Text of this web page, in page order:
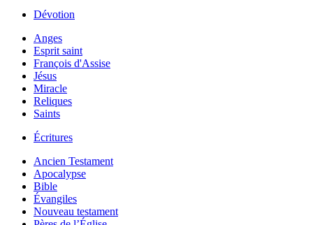
Dévotion
Anges
Esprit saint
François d'Assise
Jésus
Miracle
Reliques
Saints
Écritures
Ancien Testament
Apocalypse
Bible
Évangiles
Nouveau testament